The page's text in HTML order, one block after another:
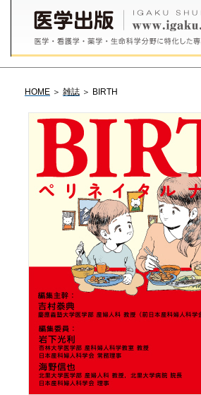
HOME ＞ 雑誌 ＞ BIRTH